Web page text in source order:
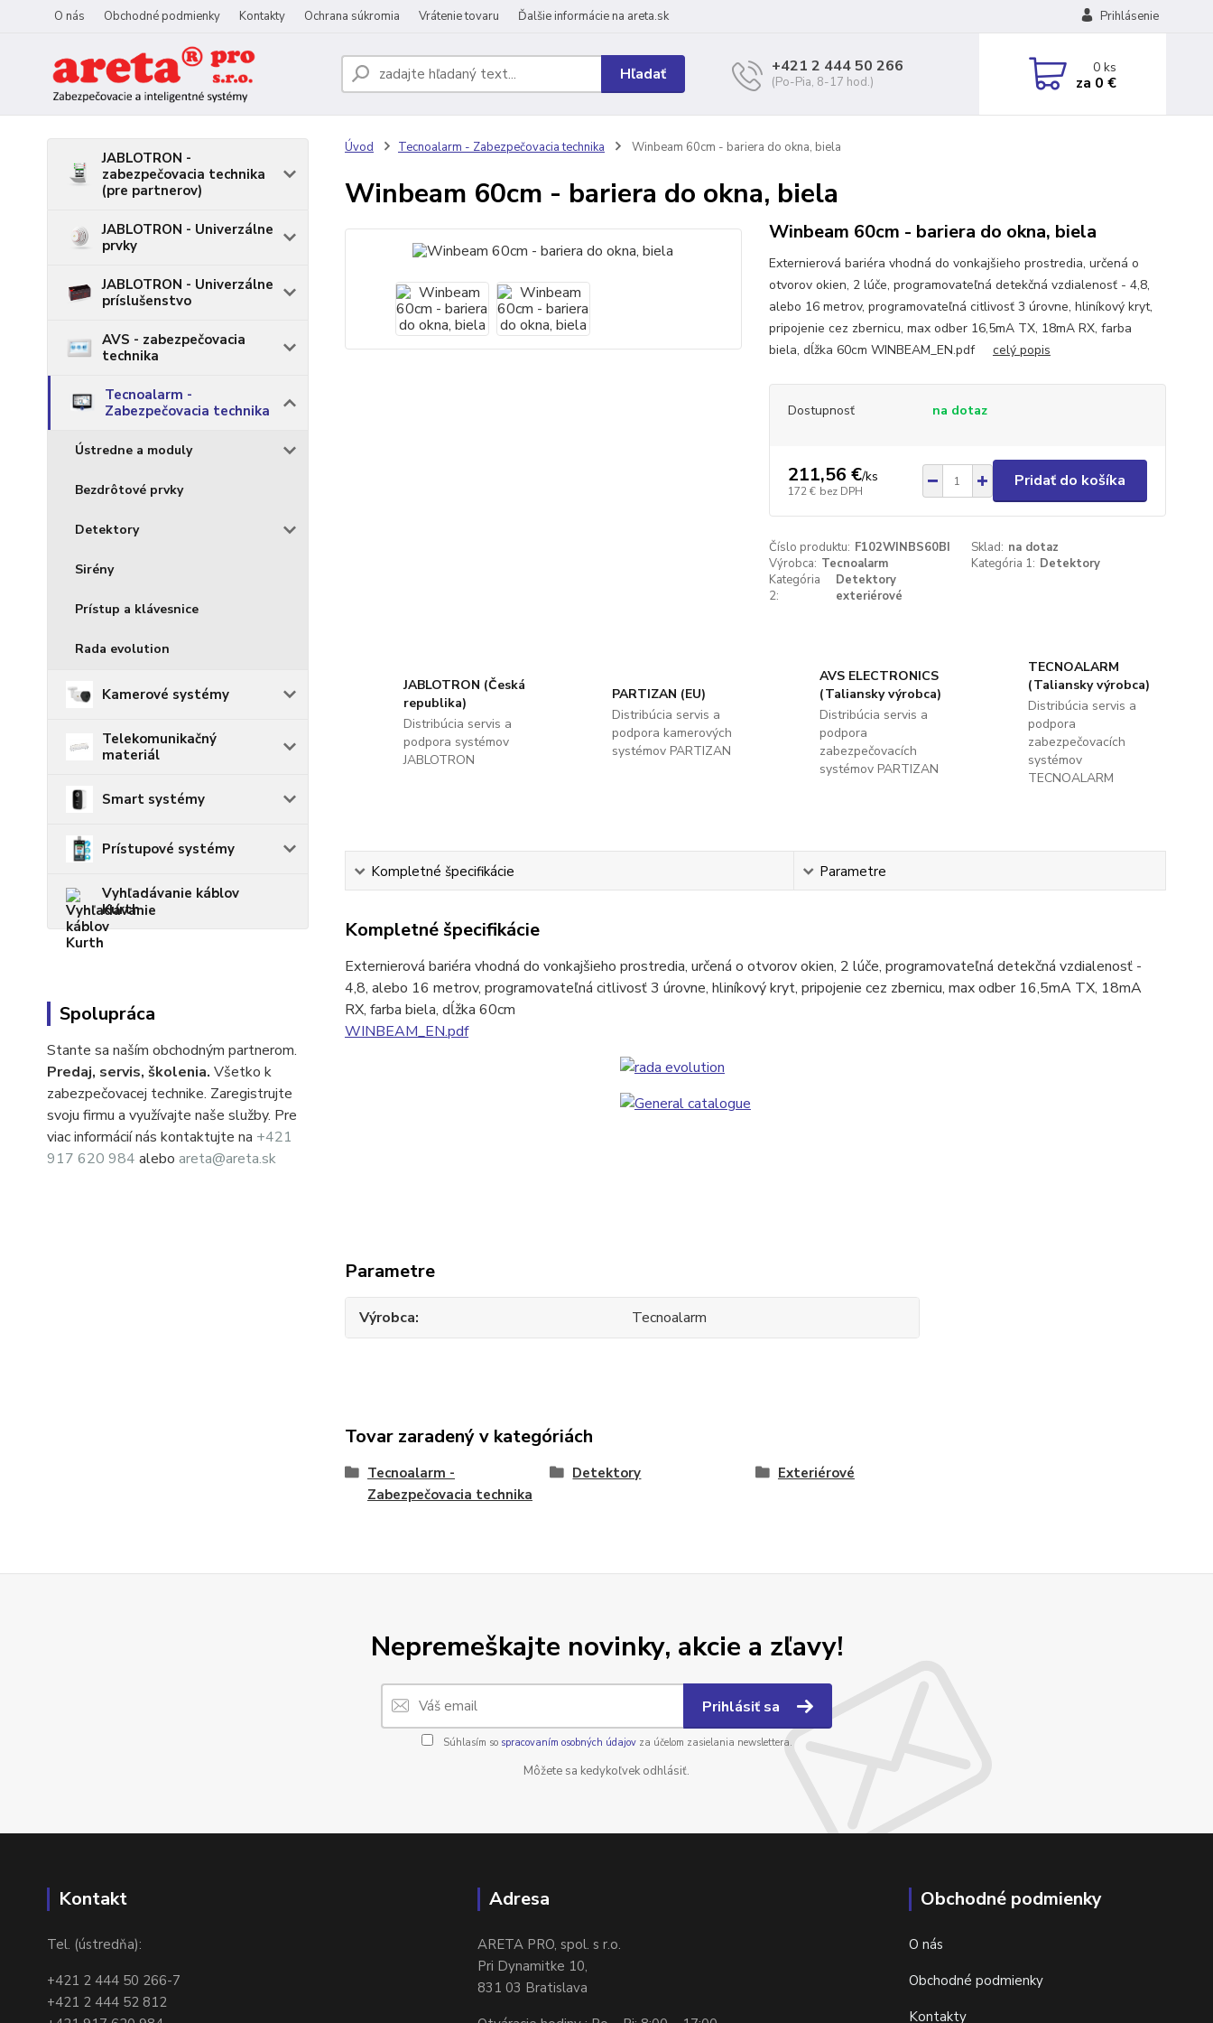
O nás Obchodné podmienky Kontakty Ochrana súkromia Vrátenie tovaru Ďalšie informácie na areta.sk Prihlásenie
Hľadať +421 2 444 50 266
(Po-Pia, 8-17 hod.)
0ks
za 0 €
JABLOTRON -
zabezpečovacia technika
(pre partnerov)
JABLOTRON - Univerzálne
prvky
JABLOTRON - Univerzálne
príslušenstvo
AVS - zabezpečovacia
technika
Tecnoalarm -
Zabezpečovacia technika
Ústredne a moduly
Bezdrôtové prvky
Detektory
Sirény
Prístup a klávesnice
Rada evolution
Kamerové systémy
Telekomunikačný
materiál
Smart systémy
Prístupové systémy
Vyhľadávanie káblov
Kurth
Spolupráca
Stante sa naším obchodným partnerom.
Predaj, servis, školenia. Všetko k
zabezpečovacej technike. Zaregistrujte
svoju firmu a využívajte naše služby. Pre
viac informácií nás kontaktujte na +421
917 620 984 alebo areta@areta.sk
Úvod Tecnoalarm - Zabezpečovacia technika Winbeam 60cm - bariera do okna, biela
Winbeam 60cm - bariera do okna, biela
Winbeam 60cm - bariera do okna, biela
Externierová bariéra vhodná do vonkajšieho prostredia, určená o
otvorov okien, 2 lúče, programovateľná detekčná vzdialenosť - 4,8,
alebo 16 metrov, programovateľná citlivosť 3 úrovne, hliníkový kryt,
pripojenie cez zbernicu, max odber 16,5mA TX, 18mA RX, farba
biela, dĺžka 60cm WINBEAM_EN.pdf celý popis
Dostupnosť na dotaz
211,56 €/ks
172 € bez DPH
Pridať do košíka
Číslo produktu: F102WINBS60BI Sklad: na dotaz
Výrobca: Tecnoalarm Kategória 1: Detektory
Kategória
2:
Detektory
exteriérové
JABLOTRON (Česká
republika)
Distribúcia servis a
podpora systémov
JABLOTRON
PARTIZAN (EU)
Distribúcia servis a
podpora kamerových
systémov PARTIZAN
AVS ELECTRONICS
(Taliansky výrobca)
Distribúcia servis a
podpora
zabezpečovacích
systémov PARTIZAN
TECNOALARM
(Taliansky výrobca)
Distribúcia servis a
podpora
zabezpečovacích
systémov
TECNOALARM
Kompletné špecifikácie Parametre
Kompletné špecifikácie
Externierová bariéra vhodná do vonkajšieho prostredia, určená o otvorov okien, 2 lúče, programovateľná detekčná vzdialenosť -
4,8, alebo 16 metrov, programovateľná citlivosť 3 úrovne, hliníkový kryt, pripojenie cez zbernicu, max odber 16,5mA TX, 18mA
RX, farba biela, dĺžka 60cm
WINBEAM_EN.pdf
Parametre
Výrobca Tecnoalarm
Tovar zaradený v kategóriách
Tecnoalarm -
Zabezpečovacia technika
Detektory Exteriérové
Nepremeškajte novinky, akcie a zľavy!
Prihlásiť sa
Súhlasím so spracovaním osobných údajovza účelom zasielania newslettera.
Môžete sa kedykoľvek odhlásiť.
Kontakt
Tel. (ústredňa):
+421 2 444 50 266-7
+421 2 444 52 812
Adresa
ARETA PRO, spol. s r.o.
Pri Dynamitke 10,
831 03 Bratislava
Obchodné podmienky
O nás
Obchodné podmienky
Kontakty